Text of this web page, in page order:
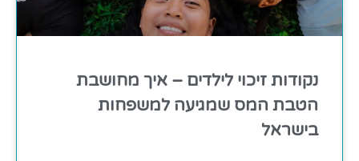
נקודות זיכוי לילדים – איך מחושבת
הטבת המס שמגיעה למשפחות
בישראל